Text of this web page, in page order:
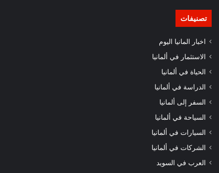
تصنيفات
اخبار المانيا اليوم
الاستثمار في ألمانيا
الحياة في ألمانيا
الدراسة في ألمانيا
السفر إلى ألمانيا
السياحة في ألمانيا
السيارات في ألمانيا
الشركات في ألمانيا
العرب في السويد